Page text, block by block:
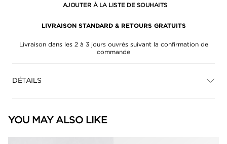
AJOUTER À LA LISTE DE SOUHAITS
LIVRAISON STANDARD & RETOURS GRATUITS
Livraison dans les 2 à 3 jours ouvrés suivant la confirmation de
commande
DÉTAILS
YOU MAY ALSO LIKE